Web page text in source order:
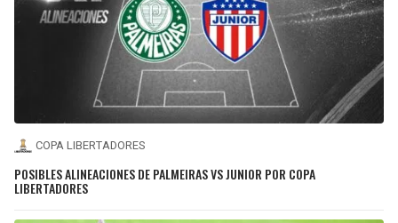
COPA LIBERTADORES
POSIBLES ALINEACIONES DE PALMEIRAS VS JUNIOR POR COPA
LIBERTADORES